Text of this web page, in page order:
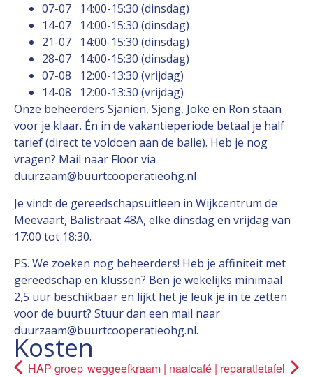
07-07 14:00-15:30 (dinsdag)
14-07 14:00-15:30 (dinsdag)
21-07 14:00-15:30 (dinsdag)
28-07 14:00-15:30 (dinsdag)
07-08 12:00-13:30 (vrijdag)
14-08 12:00-13:30 (vrijdag)
Onze beheerders Sjanien, Sjeng, Joke en Ron staan
voor je klaar. Én in de vakantieperiode betaal je half
tarief (direct te voldoen aan de balie). Heb je nog
vragen? Mail naar Floor via
duurzaam@buurtcooperatieohg.nl
Je vindt de gereedschapsuitleen in Wijkcentrum de
Meevaart, Balistraat 48A, elke dinsdag en vrijdag van
17:00 tot 18:30.
PS. We zoeken nog beheerders! Heb je affiniteit met
gereedschap en klussen? Ben je wekelijks minimaal
2,5 uur beschikbaar en lijkt het je leuk je in te zetten
voor de buurt? Stuur dan een mail naar
duurzaam@buurtcooperatieohg.nl.
Kosten
HAP groep weggeefkraam | naaicafé | reparatietafel